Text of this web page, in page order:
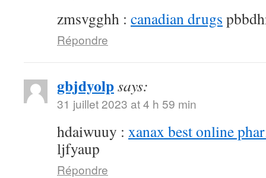
zmsvgghh : canadian drugs
Répondre
gbjdyolpsays:
31 juillet 2023 at 4 h 59 min
hdaiwuuy : xanax best online
ljfyaup
Répondre